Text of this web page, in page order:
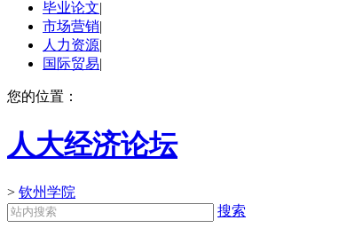
毕业论文|
市场营销|
人力资源|
国际贸易|
您的位置：
人大经济论坛
> 钦州学院
搜索